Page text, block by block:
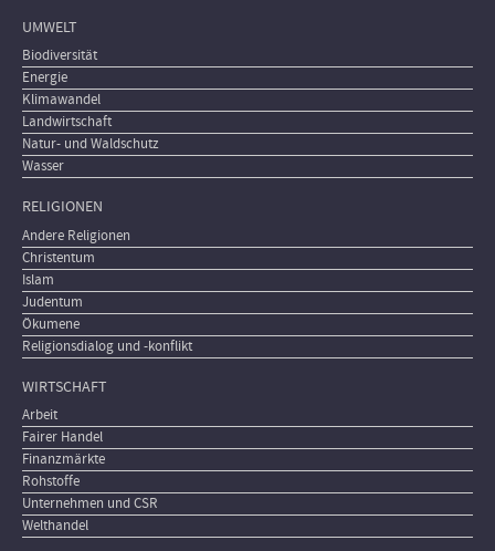
UMWELT
Biodiversität
Energie
Klimawandel
Landwirtschaft
Natur- und Waldschutz
Wasser
RELIGIONEN
Andere Religionen
Christentum
Islam
Judentum
Ökumene
Religionsdialog und -konflikt
WIRTSCHAFT
Arbeit
Fairer Handel
Finanzmärkte
Rohstoffe
Unternehmen und CSR
Welthandel